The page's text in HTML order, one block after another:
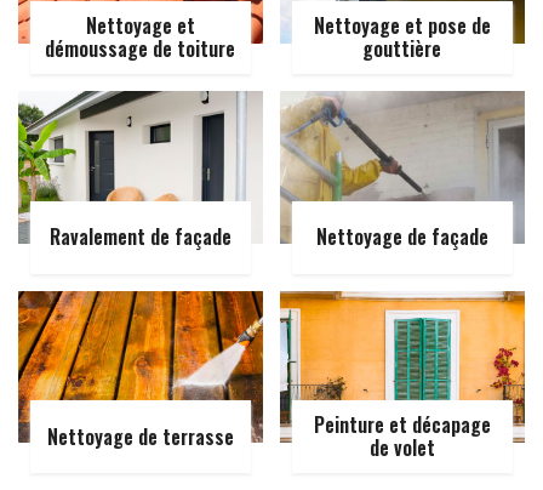
Nettoyage et
démoussage de toiture
Nettoyage et pose de
gouttière
Ravalement de façade Nettoyage de façade
Nettoyage de terrasse Peinture et décapage
de volet